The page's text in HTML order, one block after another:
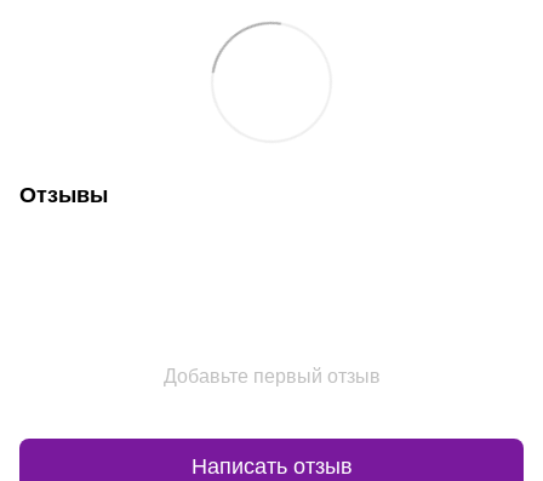
Отзывы
Добавьте первый отзыв
Написать отзыв